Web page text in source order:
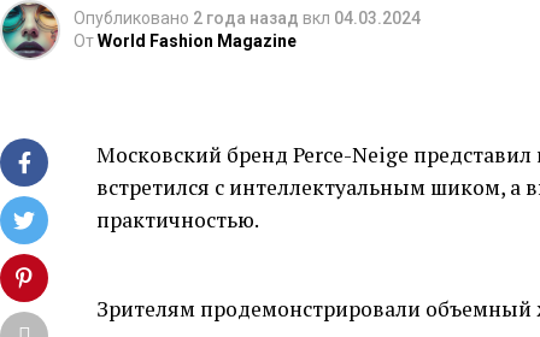
Опубликовано 2 года назад вкл 04.03.2024
ОтWorld Fashion Magazine
Московский бренд Perce-Neige
встретился с интеллектуальным шиком, а
практичностью.
Зрителям продемонстрировали объемный